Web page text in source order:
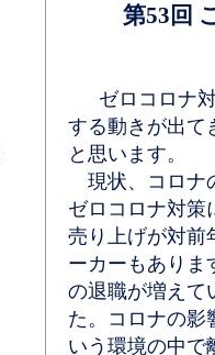
第53回
ゼロコロナ対
する動きが出て
と思います。
現状、コロナ
ゼロコロナ対策
売り上げが対前
ーカーもありま
の退職が増えて
た。コロナの影
いう環境の中で